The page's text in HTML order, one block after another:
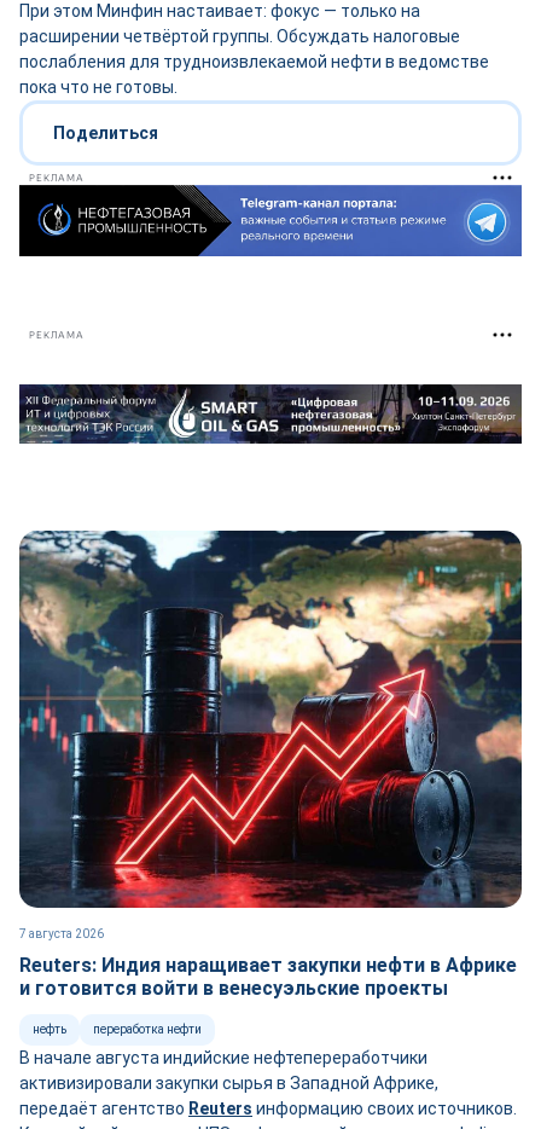
При этом Минфин настаивает: фокус — только на
расширении четвёртой группы. Обсуждать налоговые
послабления для трудноизвлекаемой нефти в ведомстве
пока что не готовы.
Поделиться
РЕКЛАМА
РЕКЛАМА
7 августа 2026
Reuters: Индия наращивает закупки нефти в Африке
и готовится войти в венесуэльские проекты
нефть переработка нефти
В начале августа индийские нефтепереработчики
активизировали закупки сырья в Западной Африке,
передаёт агентство Reuters информацию своих источников.